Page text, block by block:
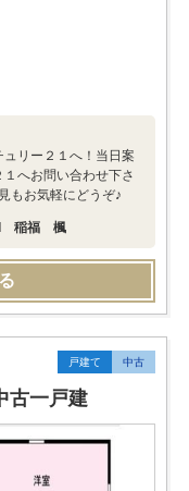
リー２１へ！当日案
へお問い合わせ下さ
もお気軽にどうぞ♪
稲福 楓
戸建て 中古
古一戸建